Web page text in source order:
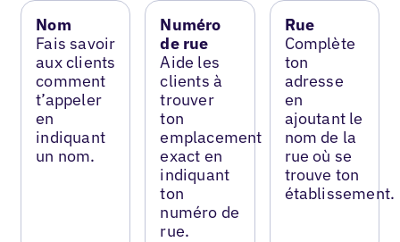
Nom
Fais savoir
aux clients
comment
t’appeler
en
indiquant
un nom.
Numéro
de rue
Aide les
clients à
trouver
ton
emplacement
exact en
indiquant
ton
numéro de
rue.
Rue
Complète
ton
adresse
en
ajoutant le
nom de la
rue où se
trouve ton
établissement.